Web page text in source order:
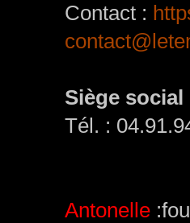
Contact :
Siège social
Tél. :
Antonelle